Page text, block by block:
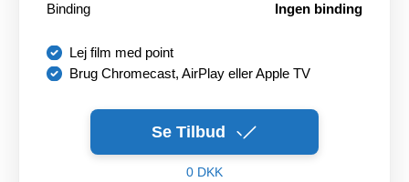
Binding
Ingen binding
Lej film med point
Brug Chromecast, AirPlay eller Apple TV
Se Tilbud
0 DKK